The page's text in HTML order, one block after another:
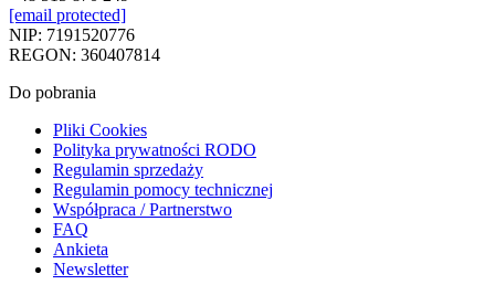
[email protected]
NIP: 7191520776
REGON: 360407814
Do pobrania
Pliki Cookies
Polityka prywatności RODO
Regulamin sprzedaży
Regulamin pomocy technicznej
Współpraca / Partnerstwo
FAQ
Ankieta
Newsletter